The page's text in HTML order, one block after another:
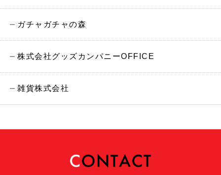
ガチャガチャの森
株式会社グッズカンパニーOFFICE
雑貨株式会社